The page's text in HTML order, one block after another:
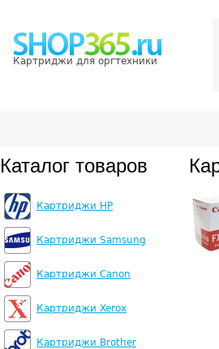
Картриджи для оргтехники
Каталог товаров
Картриджи HP
Картриджи Samsung
Картриджи Canon
Картриджи Xerox
Картриджи Brother